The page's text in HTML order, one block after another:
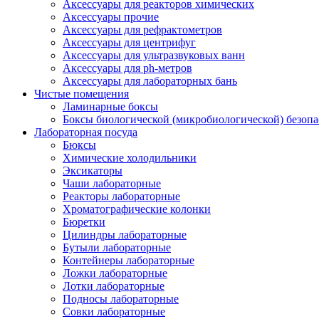
Аксессуары для реакторов химических
Аксессуары прочие
Аксессуары для рефрактометров
Аксессуары для центрифуг
Аксессуары для ультразвуковых ванн
Аксессуары для ph-метров
Аксессуары для лабораторных бань
Чистые помещения
Ламинарные боксы
Боксы биологической (микробиологической)
Лабораторная посуда
Бюксы
Химические холодильники
Эксикаторы
Чаши лабораторные
Реакторы лабораторные
Хроматографические колонки
Бюретки
Цилиндры лабораторные
Бутыли лабораторные
Контейнеры лабораторные
Ложки лабораторные
Лотки лабораторные
Подносы лабораторные
Совки лабораторные